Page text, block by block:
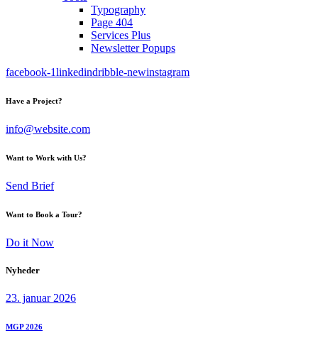
Typography
Page 404
Services Plus
Newsletter Popups
facebook-1linkedindribble-newinstagram
Have a Project?
info@website.com
Want to Work with Us?
Send Brief
Want to Book a Tour?
Do it Now
Nyheder
23. januar 2026
MGP 2026